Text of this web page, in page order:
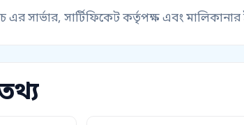
এর সার্ভার, সার্টিফিকেট কর্তৃপক্ষ এবং